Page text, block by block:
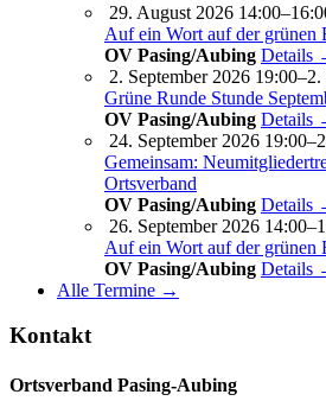
29. August 2026
Auf ein Wort auf der grünen
OV Pasing/Aubing Details
2. September 2026
Grüne Runde Stunde
OV Pasing/Aubing Details
24. September 2026
Gemeinsam:
Ortsverband
OV Pasing/Aubing Details
26. September 2026
Auf ein Wort auf der grünen
OV Pasing/Aubing Details
Alle Termine →
Kontakt
Ortsverband Pasing-Aubing